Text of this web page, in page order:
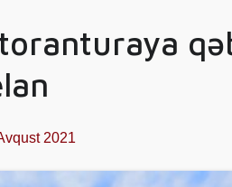
2021